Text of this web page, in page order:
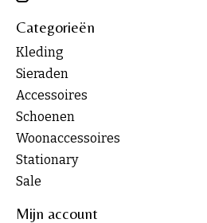
Categorieën
Kleding
Sieraden
Accessoires
Schoenen
Woonaccessoires
Stationary
Sale
Mijn account